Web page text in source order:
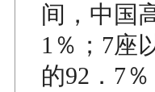
间，中国
1％；7座
的92．7